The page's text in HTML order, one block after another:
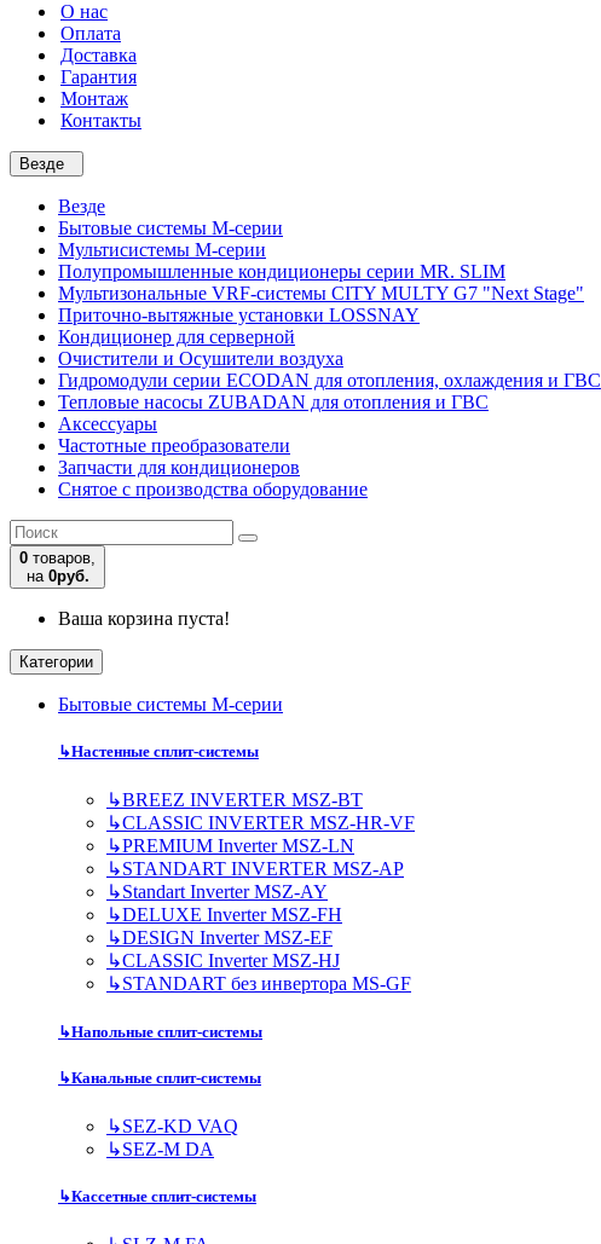
О нас
Оплата
Доставка
Гарантия
Монтаж
Контакты
Везде
Везде
Бытовые системы M-серии
Мультисистемы M-серии
Полупромышленные кондиционеры серии MR. SLIM
Мультизональные VRF-системы CITY MULTY G7 "Next Stage"
Приточно-вытяжные установки LOSSNAY
Кондиционер для серверной
Очистители и Осушители воздуха
Гидромодули серии ECODAN для отопления, охлаждения и ГВС
Тепловые насосы ZUBADAN для отопления и ГВС
Аксесcуары
Частотные преобразователи
Запчасти для кондиционеров
Снятое с производства оборудование
0 товаров,
на 0руб.
Ваша корзина пуста!
Категории
Бытовые системы M-серии
↳Настенные сплит-системы
↳BREEZ INVERTER MSZ-BT
↳CLASSIC INVERTER MSZ-HR-VF
↳PREMIUM Inverter MSZ-LN
↳STANDART INVERTER MSZ-AP
↳Standart Inverter MSZ-AY
↳DELUXE Inverter MSZ-FH
↳DESIGN Inverter MSZ-EF
↳CLASSIC Inverter MSZ-HJ
↳STANDART без инвертора MS-GF
↳Напольные сплит-системы
↳Канальные сплит-системы
↳SEZ-KD VAQ
↳SEZ-M DA
↳Кассетные сплит-системы